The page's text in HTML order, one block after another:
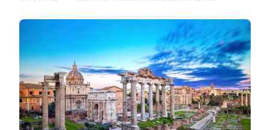
BON
MARCHÉ
À
ROME
:
UN
SÉJOUR
CONFORTABLE
SANS